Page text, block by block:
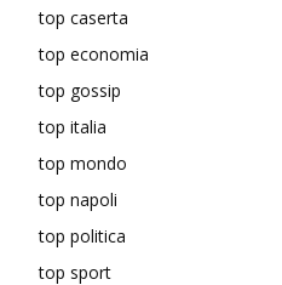
top caserta
top economia
top gossip
top italia
top mondo
top napoli
top politica
top sport